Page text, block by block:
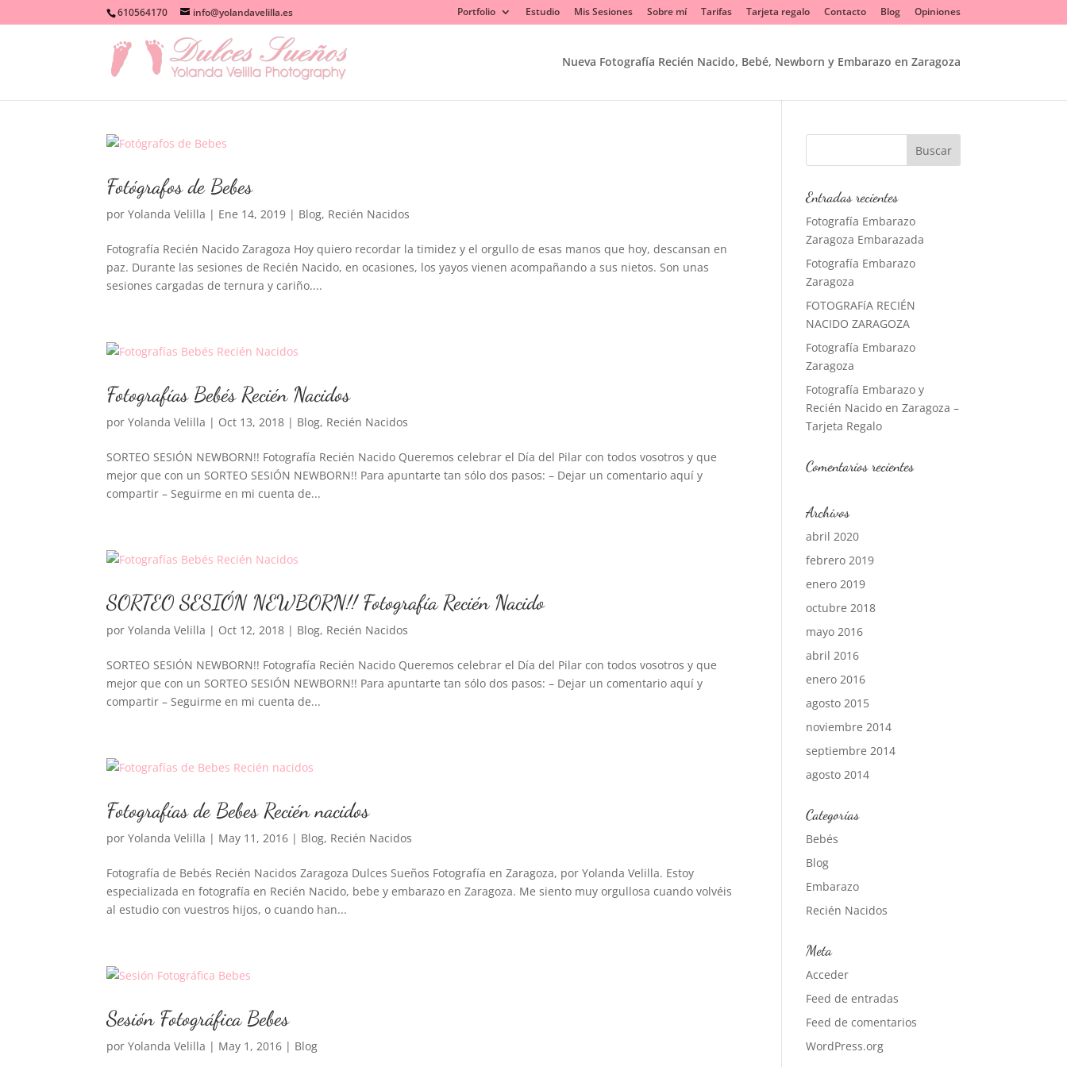
610564170 info@yolandavelilla.es Portfolio Estudio Mis Sesiones Sobre mí Tarifas Tarjeta regalo Contacto Blog Opiniones
Nueva Fotografía Recién Nacido, Bebé, Newborn y Embarazo en Zaragoza
Fotógrafos de Bebes
porYolanda Velilla | Ene 14, 2019 | Blog, Recién Nacidos
Fotografía Recién Nacido Zaragoza Hoy quiero recordar la timidez y el orgullo de esas manos que hoy, descansan en
paz. Durante las sesiones de Recién Nacido, en ocasiones, los yayos vienen acompañando a sus nietos. Son unas
sesiones cargadas de ternura y cariño....
Fotografías Bebés Recién Nacidos
porYolanda Velilla | Oct 13, 2018 | Blog, Recién Nacidos
SORTEO SESIÓN NEWBORN!! Fotografía Recién Nacido Queremos celebrar el Día del Pilar con todos vosotros y que
mejor que con un SORTEO SESIÓN NEWBORN!! Para apuntarte tan sólo dos pasos: – Dejar un comentario aquí y
compartir – Seguirme en mi cuenta de...
SORTEO SESIÓN NEWBORN!! Fotografía Recién Nacido
porYolanda Velilla | Oct 12, 2018 | Blog, Recién Nacidos
SORTEO SESIÓN NEWBORN!! Fotografía Recién Nacido Queremos celebrar el Día del Pilar con todos vosotros y que
mejor que con un SORTEO SESIÓN NEWBORN!! Para apuntarte tan sólo dos pasos: – Dejar un comentario aquí y
compartir – Seguirme en mi cuenta de...
Fotografías de Bebes Recién nacidos
porYolanda Velilla | May 11, 2016 | Blog, Recién Nacidos
Fotografía de Bebés Recién Nacidos Zaragoza Dulces Sueños Fotografía en Zaragoza, por Yolanda Velilla. Estoy
especializada en fotografía en Recién Nacido, bebe y embarazo en Zaragoza. Me siento muy orgullosa cuando volvéis
al estudio con vuestros hijos, o cuando han...
Sesión Fotográfica Bebes
porYolanda Velilla | May 1, 2016 | Blog
Entradas recientes
Fotografía Embarazo
Zaragoza Embarazada
Fotografía Embarazo
Zaragoza
FOTOGRAFíA RECIÉN
NACIDO ZARAGOZA
Fotografía Embarazo
Zaragoza
Fotografía Embarazo y
Recién Nacido en Zaragoza –
Tarjeta Regalo
Comentarios recientes
Archivos
abril 2020
febrero 2019
enero 2019
octubre 2018
mayo 2016
abril 2016
enero 2016
agosto 2015
noviembre 2014
septiembre 2014
agosto 2014
Categorías
Bebés
Blog
Embarazo
Recién Nacidos
Meta
Acceder
Feed de entradas
Feed de comentarios
WordPress.org